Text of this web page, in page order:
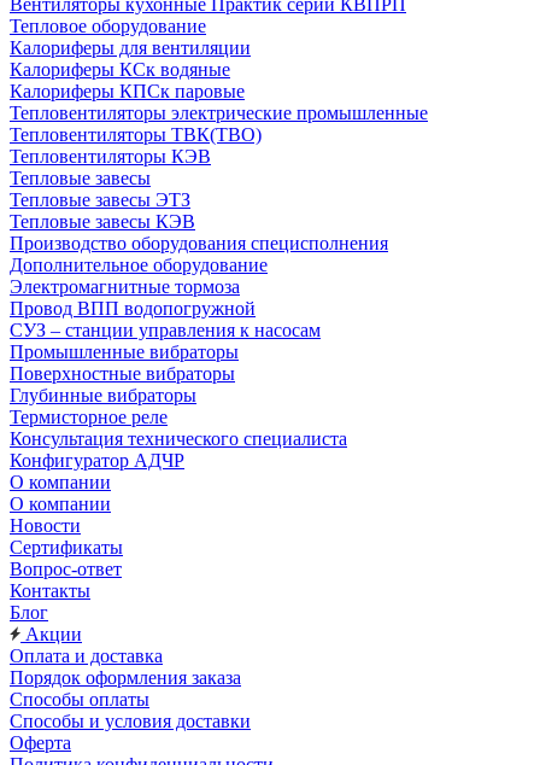
Вентиляторы кухонные Практик серии КВПРП
Тепловое оборудование
Калориферы для вентиляции
Калориферы КСк водяные
Калориферы КПСк паровые
Тепловентиляторы электрические промышленные
Тепловентиляторы ТВК(ТВО)
Тепловентиляторы КЭВ
Тепловые завесы
Тепловые завесы ЭТЗ
Тепловые завесы КЭВ
Производство оборудования специсполнения
Дополнительное оборудование
Электромагнитные тормоза
Провод ВПП водопогружной
СУЗ – станции управления к насосам
Промышленные вибраторы
Поверхностные вибраторы
Глубинные вибраторы
Термисторное реле
Консультация технического специалиста
Конфигуратор АДЧР
О компании
О компании
Новости
Сертификаты
Вопрос-ответ
Контакты
Блог
Акции
Оплата и доставка
Порядок оформления заказа
Способы оплаты
Способы и условия доставки
Оферта